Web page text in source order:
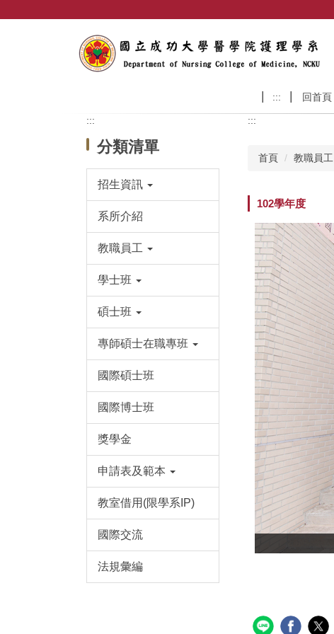
::: 回首頁
:::
分類清單
招生資訊
系所介紹
教職員工
學士班
碩士班
專師碩士在職專班
國際碩士班
國際博士班
獎學金
申請表及範本
教室借用(限學系IP)
國際交流
法規彙編
:::
首頁 教職員工
102學年度